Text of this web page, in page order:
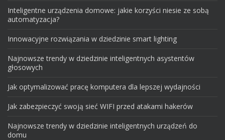
Inteligentne urządzenia domowe: jakie korzyści niesie ze sobą
automatyzacja?
Innowacyjne rozwiązania w dziedzinie smart lighting
Najnowsze trendy w dziedzinie inteligentnych asystentów
głosowych
Jak optymalizować pracę komputera dla lepszej wydajności
Jak zabezpieczyć swoją sieć WIFI przed atakami hakerów
Najnowsze trendy w dziedzinie inteligentnych urządzeń do
domu